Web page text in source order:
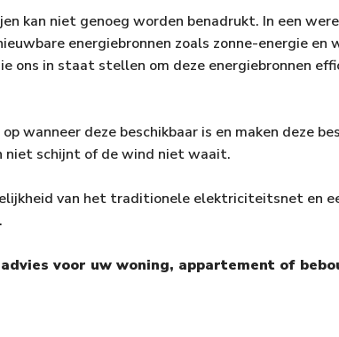
kan niet genoeg worden benadrukt. In een
energiebronnen zoals zonne-energie en
ons in staat stellen om deze energiebronnen
wanneer deze beschikbaar is en maken deze
niet schijnt of de wind niet waait.
van het traditionele elektriciteitsnet en
voor uw woning, appartement of